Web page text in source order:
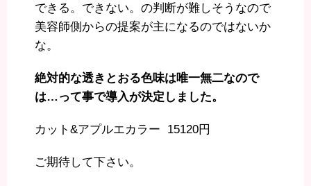
できる。できない。の判断が難しそうなので
美容師側からの提案が主になるのではないか
な。
絶対的な透きとおる色味は唯一無二なので
は…って事で導入が決定しました。
カット&アプルエカラー 15120円
ご期待して下さい。